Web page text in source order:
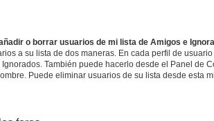
o borrar usuarios de mi lista de Amigos e
a su lista de dos maneras. En cada perfil de
Ignorados. También puede hacerlo desde el Panel de
Puede eliminar usuarios de su lista desde esta